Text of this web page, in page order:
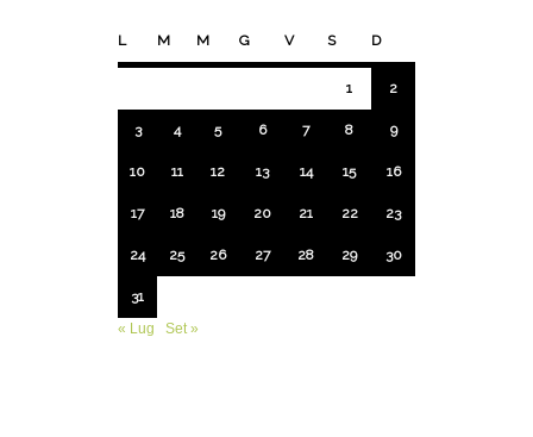
L M M G V S D
1 2
3 4 5 6 7 8 9
10 11 12 13 14 15 16
17 18 19 20 21 22 23
24 25 26 27 28 29 30
31
« Lug
Set »